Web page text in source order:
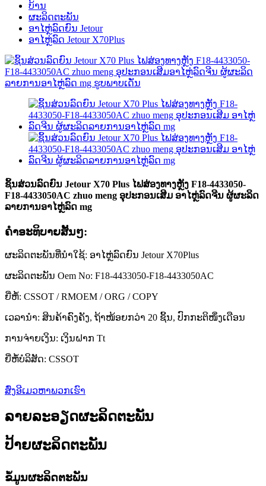
ບ້ານ
ຜະລິດຕະພັນ
ອາໄຫຼ່ລົດຍົນ Jetour
ອາໄຫຼ່ລົດ Jetour X70Plus
ຊິ້ນສ່ວນລົດຍົນ Jetour X70 Plus ໄຟສ່ອງທາງຫຼັງ F18-4433050-
F18-4433050AC zhuo meng ອຸປະກອນເສີມ ອາໄຫຼ່ລົດຈີນ ຜູ້ຜະລິດ
ລາຍການອາໄຫຼ່ລົດ mg
ຄໍາອະທິບາຍສັ້ນໆ:
ຜະລິດຕະພັນທີ່ນຳໃຊ້: ອາໄຫຼ່ລົດຍົນ Jetour X70Plus
ຜະລິດຕະພັນ Oem No: F18-4433050-F18-4433050AC
ຍີ່ຫໍ້: CSSOT / RMOEM / ORG / COPY
ເວລານຳ: ສິນຄ້າຄົງຄັງ, ຖ້າໜ້ອຍກວ່າ 20 ຊິ້ນ, ປົກກະຕິໜຶ່ງເດືອນ
ການຈ່າຍເງິນ: ເງິນຝາກ Tt
ຍີ່ຫໍ້ບໍລິສັດ: CSSOT
ສົ່ງອີເມວຫາພວກເຮົາ
ລາຍລະອຽດຜະລິດຕະພັນ
ປ້າຍຜະລິດຕະພັນ
ຂໍ້ມູນຜະລິດຕະພັນ